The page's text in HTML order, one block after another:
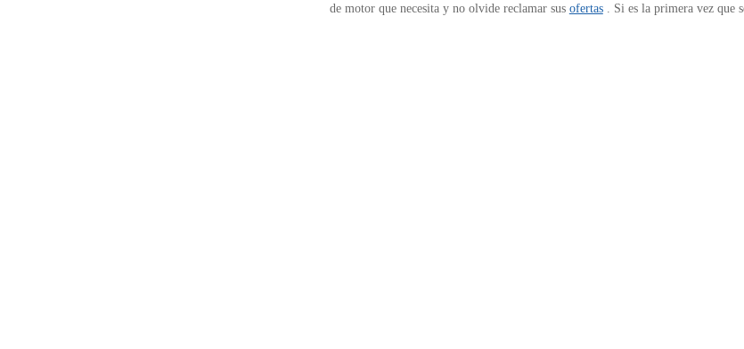
de motor que necesita y no olvide reclamar sus ofertas. Si es la primera vez que